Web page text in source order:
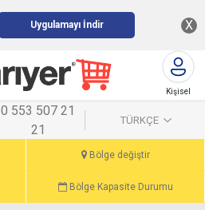
Uygulamayı İndir X
Kişisel
0 553 507 21
21
TÜRKÇE
Bölge değiştir
Bölge Kapasite Durumu